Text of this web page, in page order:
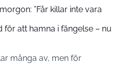
”Får killar inte vara
att hamna i fängelse – nu
många av, men för